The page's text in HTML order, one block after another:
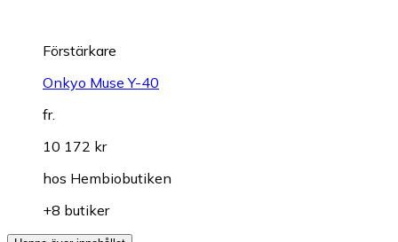
Förstärkare
Onkyo Muse Y-40
fr.
10 172 kr
hos Hembiobutiken
+8 butiker